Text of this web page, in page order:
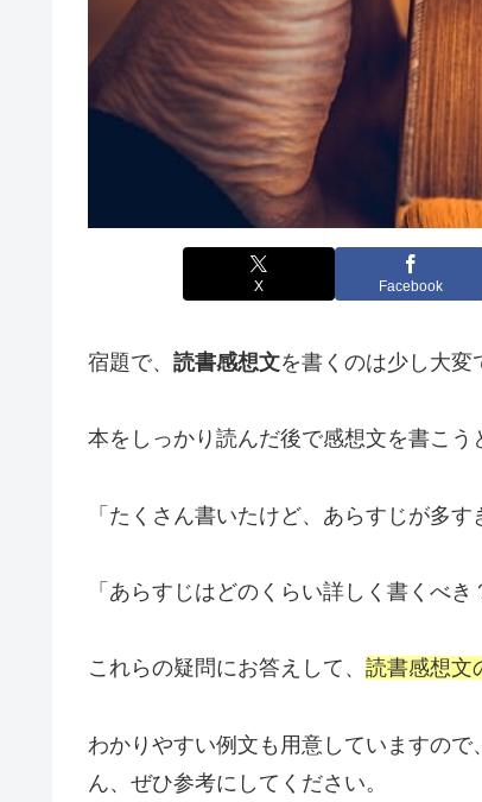
X Facebook
宿題で、 読書感想文を書くのは少し大変
本をしっかり読んだ後で感想文を書こう
「たくさん書いたけど、あらすじが多す
「あらすじはどのくらい詳しく書くべき
これらの疑問にお答えして、 読書感想文
わかりやすい例文も用意していますの
ん、ぜひ参考にしてください。